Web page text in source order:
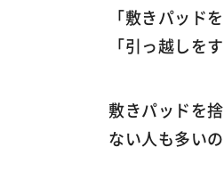
「敷きパッド
「引っ越しを
敷きパッドを
ない人も多い